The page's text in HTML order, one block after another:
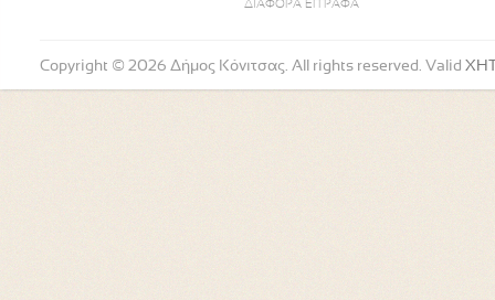
ΔΙΑΦΟΡΑ ΕΓΓΡΑΦΑ
Copyright © 2026 Δήμος Κόνιτσας. All rights reserved. Valid